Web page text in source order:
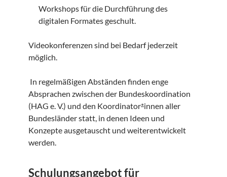
Workshops für die Durchführung des
digitalen Formates geschult.
Videokonferenzen sind bei Bedarf jederzeit
möglich.
In regelmäßigen Abständen finden enge
Absprachen zwischen der Bundeskoordination
(HAG e. V.) und den Koordinator*innen aller
Bundesländer statt, in denen Ideen und
Konzepte ausgetauscht und weiterentwickelt
werden.
Schulungsangebot für